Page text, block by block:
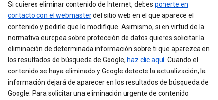
Si quieres eliminar contenido de Internet, debes ponerte en
contacto con el webmasterdel sitio web en el que aparece el
contenido y pedirle que lo modifique. Asimismo, si en virtud de la
normativa europea sobre protección de datos quieres solicitar la
eliminación de determinada información sobre ti que aparezca en
los resultados de búsqueda de Google, haz clic aquí. Cuando el
contenido se haya eliminado y Google detecte la actualización, la
información dejará de aparecer en los resultados de búsqueda de
Google. Para solicitar una eliminación urgente de contenido